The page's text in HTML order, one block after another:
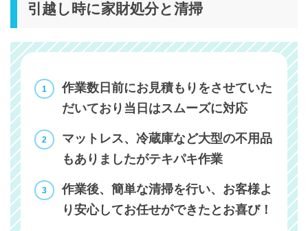
引越し時に家財処分と清掃
作業数日前にお見積もりをさせていた
だいており当日はスムーズに対応
マットレス、冷蔵庫など大型の不用品
もありましたがテキパキ作業
作業後、簡単な清掃を行い、お客様よ
り安心してお任せができたとお喜び！